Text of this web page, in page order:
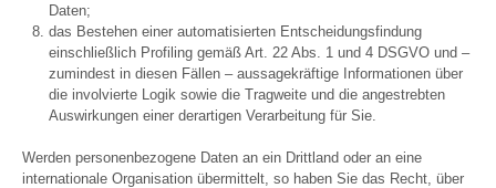
Daten;
das Bestehen einer automatisierten Entscheidungsfindung
einschließlich Profiling gemäß Art. 22 Abs. 1 und 4 DSGVO und –
zumindest in diesen Fällen – aussagekräftige Informationen über
die involvierte Logik sowie die Tragweite und die angestrebten
Auswirkungen einer derartigen Verarbeitung für Sie.
Werden personenbezogene Daten an ein Drittland oder an eine
internationale Organisation übermittelt, so haben Sie das Recht, über